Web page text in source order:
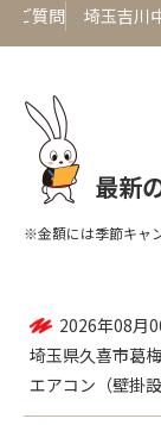
ご質問 埼玉吉川
最新
※金額には季節キャ
2026年08月
埼玉県入間郡三芳
エアコン（壁掛